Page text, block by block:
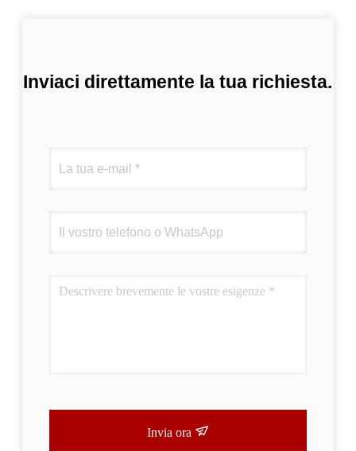
Inviaci direttamente la tua richiesta.
Invia ora